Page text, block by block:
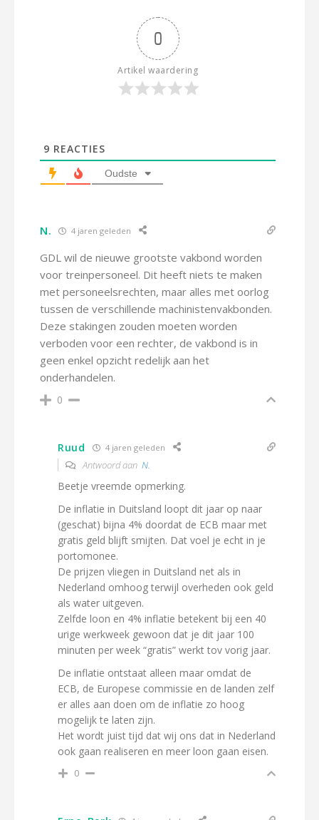
0
Artikel waardering
9 REACTIES
Oudste
N. 4 jaren geleden
GDL wil de nieuwe grootste vakbond worden
voor treinpersoneel. Dit heeft niets te maken
met personeelsrechten, maar alles met oorlog
tussen de verschillende machinistenvakbonden.
Deze stakingen zouden moeten worden
verboden voor een rechter, de vakbond is in
geen enkel opzicht redelijk aan het
onderhandelen.
0
Ruud 4 jaren geleden
Antwoord aan N.
Beetje vreemde opmerking.
De inflatie in Duitsland loopt dit jaar op naar
(geschat) bijna 4% doordat de ECB maar met
gratis geld blijft smijten. Dat voel je echt in je
portomonee.
De prijzen vliegen in Duitsland net als in
Nederland omhoog terwijl overheden ook geld
als water uitgeven.
Zelfde loon en 4% inflatie betekent bij een 40
urige werkweek gewoon dat je dit jaar 100
minuten per week “gratis” werkt tov vorig jaar.
De inflatie ontstaat alleen maar omdat de
ECB, de Europese commissie en de landen zelf
er alles aan doen om de inflatie zo hoog
mogelijk te laten zijn.
Het wordt juist tijd dat wij ons dat in Nederland
ook gaan realiseren en meer loon gaan eisen.
0